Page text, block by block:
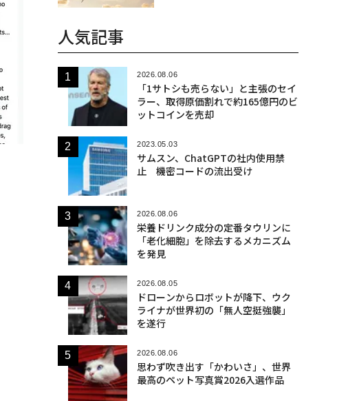
人気記事
2026.08.06
「1サトシも売らない」と主張のセイ
ラー、取得原価割れで約165億円のビ
ットコインを売却
2023.05.03
サムスン、ChatGPTの社内使用禁
止 機密コードの流出受け
2026.08.06
栄養ドリンク成分の定番タウリンに
「老化細胞」を除去するメカニズム
を発見
2026.08.05
ドローンからロボットが降下、ウク
ライナが世界初の「無人空挺強襲」
を遂行
2026.08.06
思わず吹き出す「かわいさ」、世界
最高のペット写真賞2026入選作品